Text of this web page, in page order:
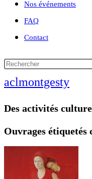
Nos événements
FAQ
Contact
aclmontgesty
Des activités
Ouvrages étiquetés